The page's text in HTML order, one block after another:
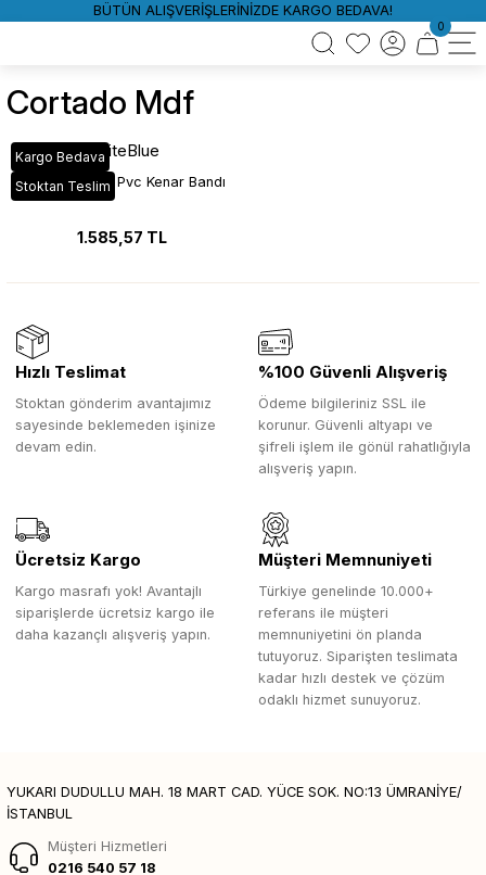
BÜTÜN ALIŞVERİŞLERİNİZDE KARGO BEDAVA!
0
Cortado Mdf
Kargo Bedava
Stoktan Teslim
WhiteBlue
A646 Cortado Pvc Kenar Bandı
1.585,57 TL
Hızlı Teslimat
Stoktan gönderim avantajımız
sayesinde beklemeden işinize
devam edin.
%100 Güvenli Alışveriş
Ödeme bilgileriniz SSL ile
korunur. Güvenli altyapı ve
şifreli işlem ile gönül rahatlığıyla
alışveriş yapın.
Ücretsiz Kargo
Kargo masrafı yok! Avantajlı
siparişlerde ücretsiz kargo ile
daha kazançlı alışveriş yapın.
Müşteri Memnuniyeti
Türkiye genelinde 10.000+
referans ile müşteri
memnuniyetini ön planda
tutuyoruz. Siparişten teslimata
kadar hızlı destek ve çözüm
odaklı hizmet sunuyoruz.
YUKARI DUDULLU MAH. 18 MART CAD. YÜCE SOK. NO:13 ÜMRANİYE/
İSTANBUL
Müşteri Hizmetleri
0216 540 57 18